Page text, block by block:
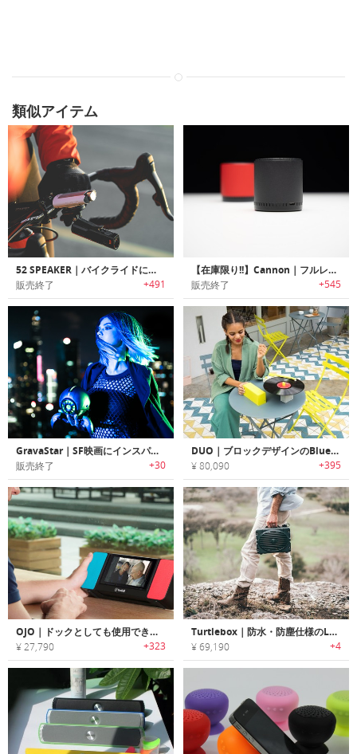
類似アイテム
52 SPEAKER｜バイクライドに最適なアウトドスピーカー「52スピーカー」
販売終了 +491
【在庫限り!!】Cannon｜フルレンジステレオサウンドを提供する手のひらサイズポータブルTWS Bluetoothスピーカー「キャノン」
販売終了 +545
GravaStar｜SF映画にインスパイアされた近未来デザインBluetoothスピーカー「グラバスター」
販売終了 +30
DUO｜ブロックデザインのBluetoothスピーカー付きハイブリッドターンテーブル「デュオ」
¥ 80,090 +395
OJO｜ドックとしても使用できるNintendo Switch用にデザインされたBluetoothスピーカー「オーホー」
¥ 27,790 +323
Turtlebox｜防水・防塵仕様のL/Rステレオサウンドアウトドアスピーカー「タートルボックス」
¥ 69,190 +4